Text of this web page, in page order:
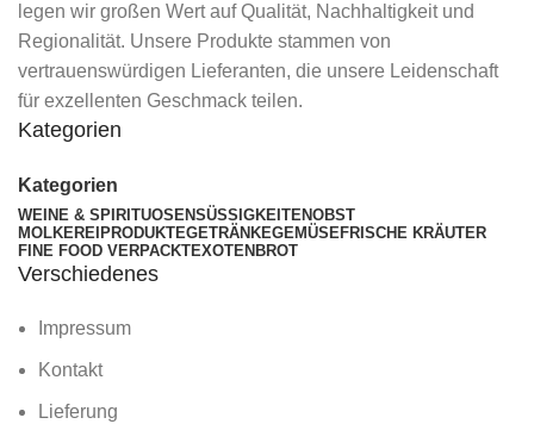
legen wir großen Wert auf Qualität, Nachhaltigkeit und
Regionalität. Unsere Produkte stammen von
vertrauenswürdigen Lieferanten, die unsere Leidenschaft
für exzellenten Geschmack teilen.
Kategorien
Kategorien
WEINE & SPIRITUOSENSÜSSIGKEITENOBST
MOLKEREIPRODUKTEGETRÄNKEGEMÜSEFRISCHE KRÄUTER
FINE FOOD VERPACKTEXOTEN BROT
Verschiedenes
Impressum
Kontakt
Lieferung